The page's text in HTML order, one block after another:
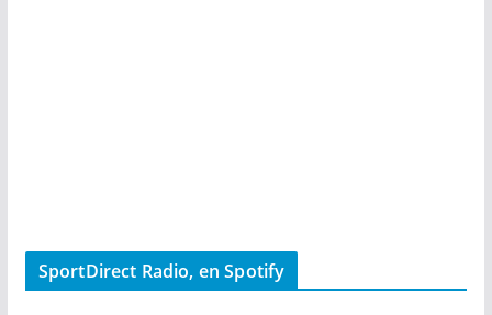
SportDirect Radio, en Spotify